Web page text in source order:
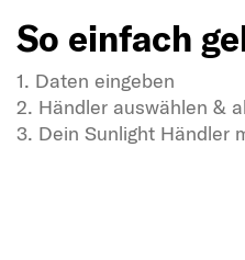
So einfach
1. Daten eingeben
2. Händler auswählen &
3. Dein Sunlight Händler